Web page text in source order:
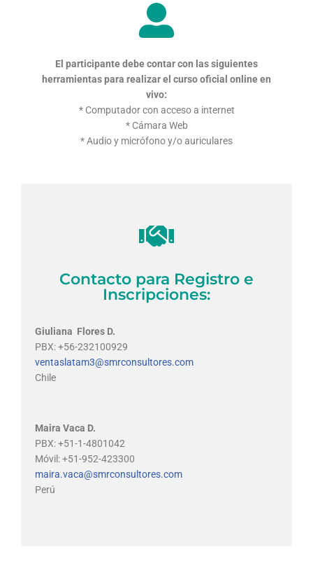
El participante debe contar con las siguientes
herramientaspara realizar el curso oficial online en
vivo:
* Computador con acceso a internet
* Cámara Web
* Audio y micrófono y/o auriculares
Contacto para Registro e
Inscripciones:
Giuliana Flores D.
PBX: +56-232100929
ventaslatam3@smrconsultores.com
Chile
Maira Vaca D.
PBX: +51-1-4801042
Móvil: +51-952-423300
maira.vaca@smrconsultores.com
Perú